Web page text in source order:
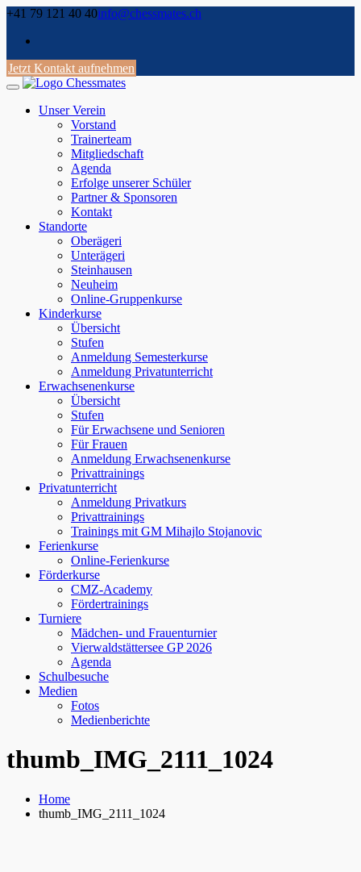
Skip
content
+41 79 121 40 40info@chessmates.ch
Jetzt Kontakt aufnehmen
Unser Verein
Vorstand
Trainerteam
Mitgliedschaft
Agenda
Erfolge unserer Schüler
Partner & Sponsoren
Kontakt
Standorte
Oberägeri
Unterägeri
Steinhausen
Neuheim
Online-Gruppenkurse
Kinderkurse
Übersicht
Stufen
Anmeldung Semesterkurse
Anmeldung Privatunterricht
Erwachsenenkurse
Übersicht
Stufen
Für Erwachsene und Senioren
Für Frauen
Anmeldung Erwachsenenkurse
Privattrainings
Privatunterricht
Anmeldung Privatkurs
Privattrainings
Trainings mit GM Mihajlo Stojanovic
Ferienkurse
Online-Ferienkurse
Förderkurse
CMZ-Academy
Fördertrainings
Turniere
Mädchen- und Frauenturnier
Vierwaldstättersee GP 2026
Agenda
Schulbesuche
Medien
Fotos
Medienberichte
thumb_IMG_2111_1024
Home
thumb_IMG_2111_1024